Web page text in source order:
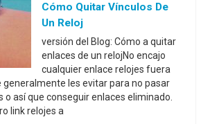
Cómo Quitar Vínculos De
Un Reloj
versión del Blog: Cómo a quitar
enlaces de un relojNo encajo
cualquier enlace relojes fuera
generalmente les evitar para no pasar
o así que conseguir enlaces eliminado.
link relojes a